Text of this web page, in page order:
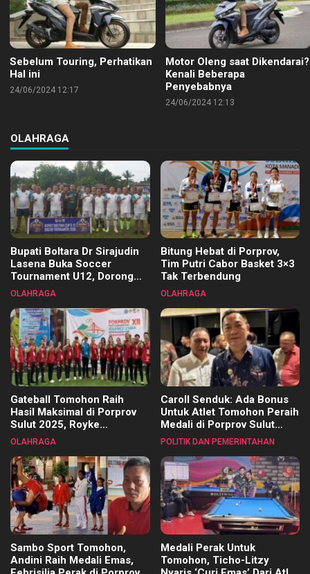
Sebelum Touring, Perhatikan
Hal ini
24/06/2024 12:17
Motor Oleng saat Dikendarai?
Kenali Beberapa
Penyebabnya
24/06/2024 12:13
OLAHRAGA
Bupati Boltara Dr Sirajudin
Lasena Buka Soccer
Tournament U12, Dorong
Pembinaan Merata di Setiap
OLAHRAGA
Bitung Hebat di Porprov,
Tim Putri Cabor Basket 3×3
Tak Terbendung
OLAHRAGA
Gateball Tomohon Raih
Hasil Maksimal di Porprov
Sulut 2025, Royke
Tangkawarouw Ucapkan
OLAHRAGA
Caroll Senduk: Ada Bonus
Untuk Atlet Tomohon Peraih
Medali di Porprov Sulut
2025
POLITIK DAN PEMERINTAHAN
Sambo Sport Tomohon,
Andini Raih Medali Emas,
Medali Perak Untuk
Tomohon, Ticho-Litzy